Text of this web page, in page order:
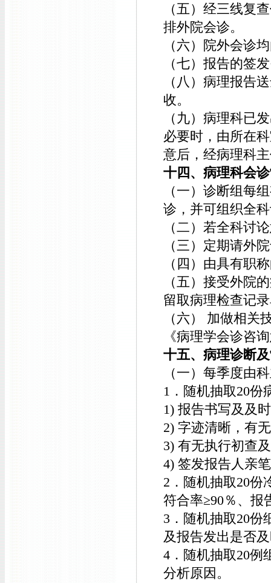
（五）经三线复
排外院会诊。
（六）院外会诊
（七）报告的签
（八）病理报告
收。
（九）病理科已
必要时，由所在
意后，经病理科
十四、病理科会
（一）诊断组每
诊，并可组织全
（二）若全科讨
（三）定期请外
（四）由具有职
（五）接受外院
留取病理检查记
（六） 加做相关
《病理学会诊咨
十五、病理诊断
（一）每季度由
1．随机抽取20份
1) 报告书写及及
2) 字迹清晰，有
3) 有无执行初查
4) 签发报告人亲
2．随机抽取20份
符合率≥90％、报
3．随机抽取20份
及报告发出是否
4．随机抽取20例
分析原因。